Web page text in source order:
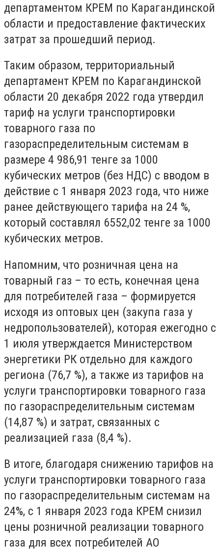
департаментом КРЕМ по Карагандинской
области и предоставление фактических
затрат за прошедший период.
Таким образом, территориальный
департамент КРЕМ по Карагандинской
области 20 декабря 2022 года утвердил
тариф на услуги транспортировки
товарного газа по
газораспределительным системам в
размере 4 986,91 тенге за 1000
кубических метров (без НДС) с вводом в
действие с 1 января 2023 года, что ниже
ранее действующего тарифа на 24 %,
который составлял 6552,02 тенге за 1000
кубических метров.
Напомним, что розничная цена на
товарный газ – то есть, конечная цена
для потребителей газа – формируется
исходя из оптовых цен (закупа газа у
недропользователей), которая ежегодно с
1 июля утверждается Министерством
энергетики РК отдельно для каждого
региона (76,7 %), а также из тарифов на
услуги транспортировки товарного газа
по газораспределительным системам
(14,87 %) и затрат, связанных с
реализацией газа (8,4 %).
В итоге, благодаря снижению тарифов на
услуги транспортировки товарного газа
по газораспределительным системам на
24%, с 1 января 2023 года КРЕМ снизил
цены розничной реализации товарного
газа для всех потребителей АО